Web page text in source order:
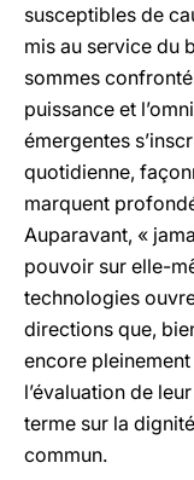
susceptibles de
mis au service du
sommes
puissance et
émergentes
quotidienne,
marquent
Auparavant, «
pouvoir sur elle-
technologies
directions que,
encore
l’évaluation de
terme sur la
commun.